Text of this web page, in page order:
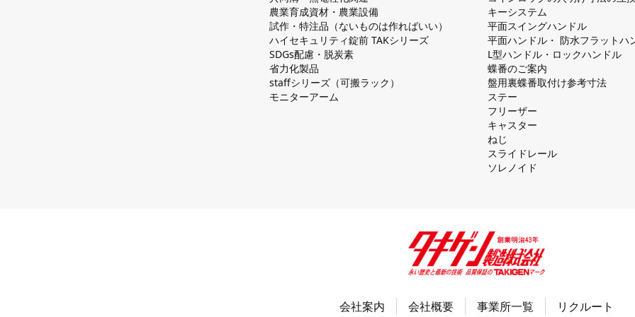
農業育成資材・農業設備
試作・特注品（ないものは作ればいい）
ハイセキュリティ錠前 TAKシリーズ
SDGs配慮・脱炭素
省力化製品
staffシリーズ（可搬ラック）
モニターアーム
キーシステム
平⾯スイングハンドル
平⾯ハンドル・ 防⽔フラットハ
L型ハンドル・ロックハンドル
蝶番のご案内
盤⽤裏蝶番取付け参考⼨法
ステー
フリーザー
キャスター
ねじ
スライドレール
ソレノイド
会社案内 会社概要 事業所一覧 リクルート